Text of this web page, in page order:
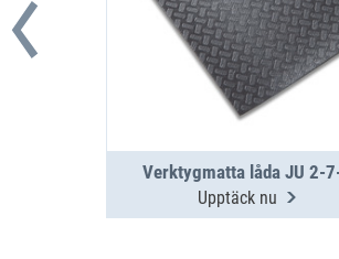
Verktygmatta låda JU 2-
Upptäck nu